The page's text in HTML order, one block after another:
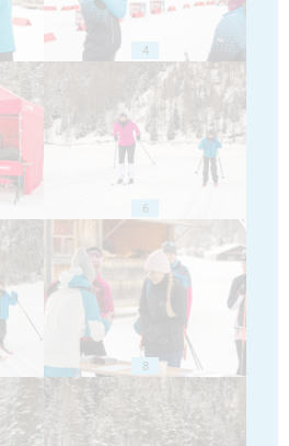
4
6
8